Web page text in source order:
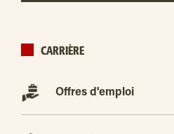
CARRIÈRE
Offres d'emploi